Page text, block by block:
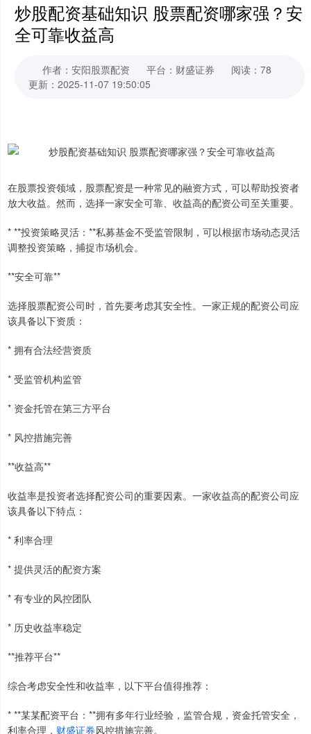
炒股配资基础知识 股票配资哪家强？安
全可靠收益高
作者：安阳股票配资 平台：财盛证券
阅读：78
更新：2025-11-07 19:50:05
在股票投资领域，股票配资是一种常见的融资方式，可以帮助投资者
放大收益。然而，选择一家安全可靠、收益高的配资公司至关重要。
* **投资策略灵活：**私募基金不受监管限制，可以根据市场动态灵活
调整投资策略，捕捉市场机会。
**安全可靠**
选择股票配资公司时，首先要考虑其安全性。一家正规的配资公司应
该具备以下资质：
* 拥有合法经营资质
* 受监管机构监管
* 资金托管在第三方平台
* 风控措施完善
**收益高**
收益率是投资者选择配资公司的重要因素。一家收益高的配资公司应
该具备以下特点：
* 利率合理
* 提供灵活的配资方案
* 有专业的风控团队
* 历史收益率稳定
**推荐平台**
综合考虑安全性和收益率，以下平台值得推荐：
* **某某配资平台：**拥有多年行业经验，监管合规，资金托管安全，
利率合理， 财盛证券风控措施完善。